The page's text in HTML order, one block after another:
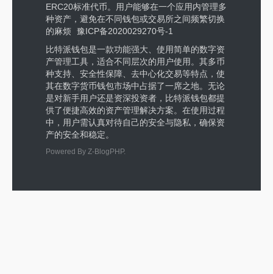
ERC20标准代币。用户能够在一个应用内管理多
种资产，避免在不同钱包或交易所之间频繁切换
的麻烦 豫ICP备2020029270号-1
比特派钱包是一款功能强大、使用简单的数字资
产管理工具，适合不同层次的用户使用。其多币
种支持、安全性保障、去中心化交易等特点，使
其在数字货币钱包市场中占据了一席之地。无论
是对新手用户还是资深投资者，比特派钱包都提
供了便捷高效的资产管理解决方案。在使用过程
中，用户需认真对待自己的安全与隐私，确保资
产的安全和稳定。
Powered By Z-BlogPHP.